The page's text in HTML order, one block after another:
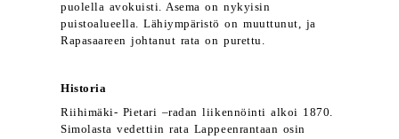
puolella avokuisti. Asema on nykyisin
puistoalueella. Lähiympäristö on muuttunut, ja
Rapasaareen johtanut rata on purettu.
Historia
Riihimäki- Pietari –radan liikennöinti alkoi 1870.
Simolasta vedettiin rata Lappeenrantaan osin